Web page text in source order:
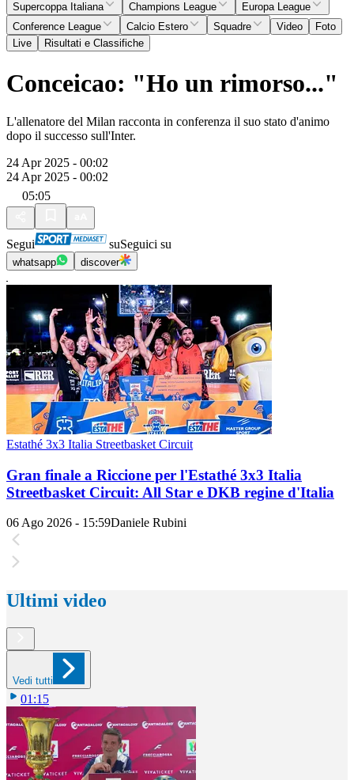
Supercoppa Italiana
Champions League
Europa League
Conference League
Calcio Estero Squadre Video
Foto
Live
Risultati e Classifiche
Conceicao: "Ho un rimorso..."
L'allenatore del Milan racconta in conferenza il suo stato d'animo
dopo il successo sull'Inter.
24 Apr 2025 - 00:02
24 Apr 2025 - 00:02
05:05
Segui suSeguici su
whatsapp discover
Estathé 3x3 Italia Streetbasket Circuit
Gran finale a Riccione per l'Estathé 3x3 Italia
Streetbasket Circuit: All Star e DKB regine d'Italia
06 Ago 2026 - 15:59Daniele Rubini
Ultimi video
Vedi tutti
01:15